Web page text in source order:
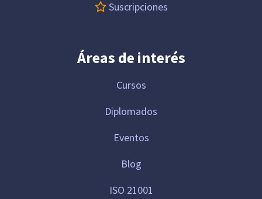
Suscripciones
Áreas de interés
Cursos
Diplomados
Eventos
Blog
ISO 21001